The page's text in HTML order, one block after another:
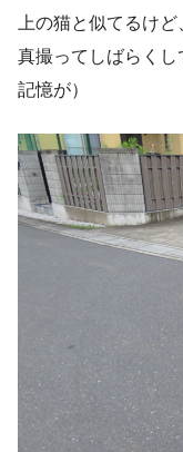
上の猫と似てるけ
真撮ってしばらくし
記憶が）